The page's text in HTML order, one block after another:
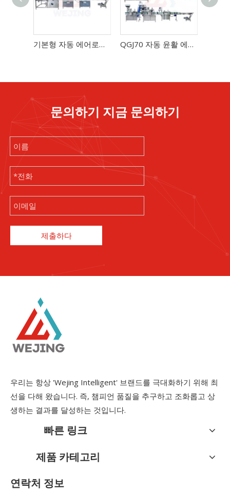
기본형 자동 에어로졸 충진기 라인 QGJ70 자동 윤활 에어로졸 충전 라인 - 고정밀 ±1% 분당 60-70캔
문의하기 지금 문의하기
제출하다
우리는 항상 'Wejing Intelligent' 브랜드를 극대화하기 위해 최
선을 다해 왔습니다. 즉, 챔피언 품질을 추구하고 조화롭고 상
생하는 결과를 달성하는 것입니다.
빠른 링크
제품 카테고리
연락처 정보